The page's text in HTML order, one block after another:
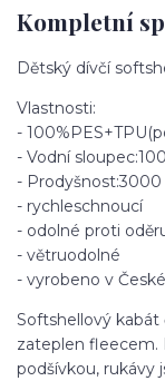
Kompletní
Dětský dívčí
Vlastnosti:
-
- Vodní
- Prodyšnost:3000
- rychleschnoucí
- odolné proti
- větruodolné
- vyrobeno v
Softshellový
zateplen fleecem.
podšívkou, rukávy